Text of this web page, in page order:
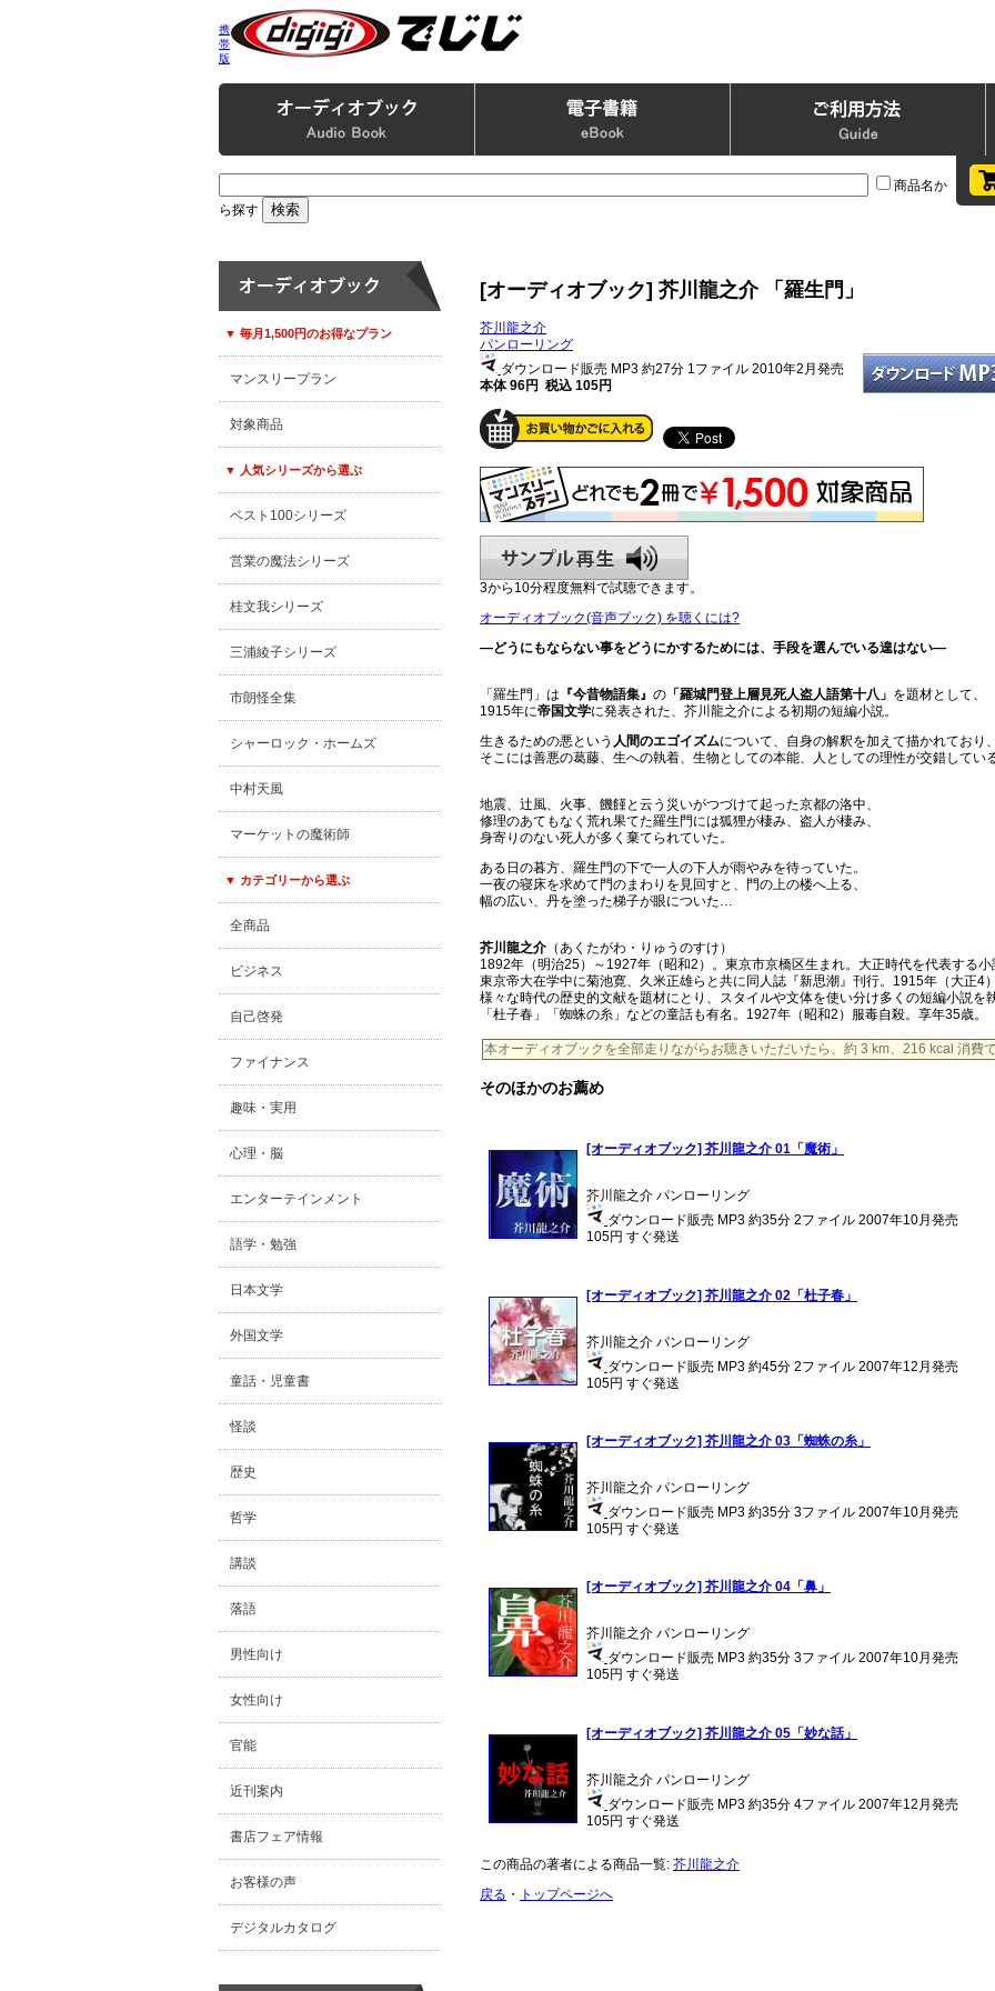
携
帯
版
商品名か
ら探す
▼ 毎月1,500円のお得なプラン
マンスリープラン
対象商品
▼ 人気シリーズから選ぶ
ベスト100シリーズ
営業の魔法シリーズ
桂文我シリーズ
三浦綾子シリーズ
市朗怪全集
シャーロック・ホームズ
中村天風
マーケットの魔術師
▼ カテゴリーから選ぶ
全商品
ビジネス
自己啓発
ファイナンス
趣味・実用
心理・脳
エンターテインメント
語学・勉強
日本文学
外国文学
童話・児童書
怪談
歴史
哲学
講談
落語
男性向け
女性向け
官能
近刊案内
書店フェア情報
お客様の声
デジタルカタログ
[オーディオブック] 芥川龍之介 「羅生門」
芥川龍之介
パンローリング
ダウンロード販売 MP3 約27分 1ファイル 2010年2月発売
本体 96円 税込 105円
3から10分程度無料で試聴できます。
オーディオブック(音声ブック) を聴くには?
―どうにもならない事をどうにかするためには、手段を選んでいる遑はない―
「羅生門」は 『今昔物語集』 の 「羅城門登上層見死人盗人語第十八」 を題材として、
1915年に帝国文学に発表された、芥川龍之介による初期の短編小説。
生きるための悪という 人間のエゴイズムについて、自身の解釈を加えて描かれており、
そこには善悪の葛藤、生への執着、生物としての本能、人としての理性が交錯している
地震、辻風、火事、饑饉と云う災いがつづけて起った京都の洛中、
修理のあてもなく荒れ果てた羅生門には狐狸が棲み、盗人が棲み、
身寄りのない死人が多く棄てられていた。
ある日の暮方、羅生門の下で一人の下人が雨やみを待っていた。
一夜の寝床を求めて門のまわりを見回すと、門の上の楼へ上る、
幅の広い、丹を塗った梯子が眼についた…
芥川龍之介 （あくたがわ・りゅうのすけ）
1892年（明治25）～1927年（昭和2）。東京市京橋区生まれ。大正時代を代表する小
東京帝大在学中に菊池寛、久米正雄らと共に同人誌『新思潮』刊行。1915年（大正4
様々な時代の歴史的文献を題材にとり、スタイルや文体を使い分け多くの短編小説を執
「杜子春」「蜘蛛の糸」などの童話も有名。1927年（昭和2）服毒自殺。享年35歳。
本オーディオブックを全部走りながらお聴きいただいたら、約 3 km、216 kcal 消費
そのほかのお薦め
[オーディオブック] 芥川龍之介 01「魔術」
芥川龍之介 パンローリング
ダウンロード販売 MP3 約35分 2ファイル 2007年10月発売
105円 すぐ発送
[オーディオブック] 芥川龍之介 02「杜子春」
芥川龍之介 パンローリング
ダウンロード販売 MP3 約45分 2ファイル 2007年12月発売
105円 すぐ発送
[オーディオブック] 芥川龍之介 03「蜘蛛の糸」
芥川龍之介 パンローリング
ダウンロード販売 MP3 約35分 3ファイル 2007年10月発売
105円 すぐ発送
[オーディオブック] 芥川龍之介 04「鼻」
芥川龍之介 パンローリング
ダウンロード販売 MP3 約35分 3ファイル 2007年10月発売
105円 すぐ発送
[オーディオブック] 芥川龍之介 05「妙な話」
芥川龍之介 パンローリング
ダウンロード販売 MP3 約35分 4ファイル 2007年12月発売
105円 すぐ発送
この商品の著者による商品一覧: 芥川龍之介
戻る ・ トップページへ